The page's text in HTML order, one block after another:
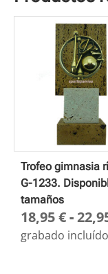
Trofeo gimnasia
G-1233.
tamaños
18,95€-
grabado incluído